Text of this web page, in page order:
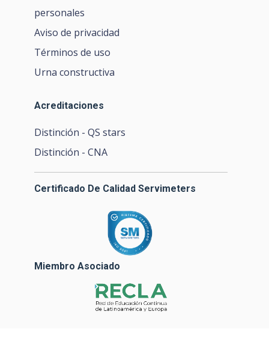
personales
Aviso de privacidad
Términos de uso
Urna constructiva
Acreditaciones
Distinción - QS stars
Distinción - CNA
Certificado De Calidad Servimeters
Miembro Asociado